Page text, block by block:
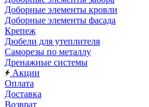
Доборные элементы кровли
Доборные элементы фасада
Крепеж
Дюбели для утеплителя
Саморезы по металлу
Дренажные системы
Акции
Оплата
Доставка
Возврат